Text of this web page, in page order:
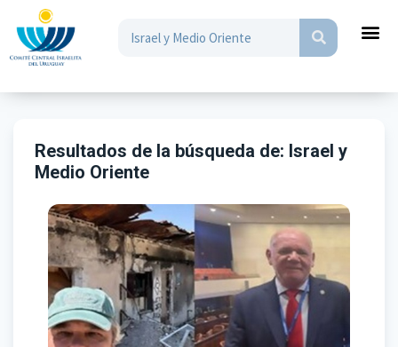
Resultados de la búsqueda de: Israel y
Medio Oriente